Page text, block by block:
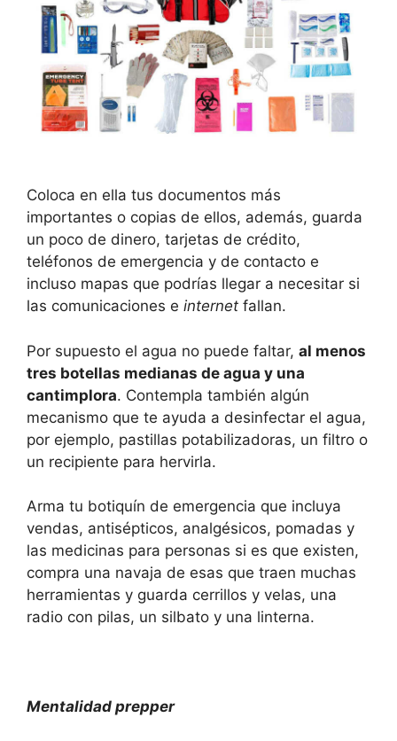
Coloca en ella tus documentos más
importantes o copias de ellos, además, guarda
un poco de dinero, tarjetas de crédito,
teléfonos de emergencia y de contacto e
incluso mapas que podrías llegar a necesitar si
las comunicaciones e internet fallan.
Por supuesto el agua no puede faltar, al menos
tres botellas medianas de agua y una
cantimplora. Contempla también algún
mecanismo que te ayuda a desinfectar el agua,
por ejemplo, pastillas potabilizadoras, un filtro o
un recipiente para hervirla.
Arma tu botiquín de emergencia que incluya
vendas, antisépticos, analgésicos, pomadas y
las medicinas para personas si es que existen,
compra una navaja de esas que traen muchas
herramientas y guarda cerrillos y velas, una
radio con pilas, un silbato y una linterna.
Mentalidad prepper